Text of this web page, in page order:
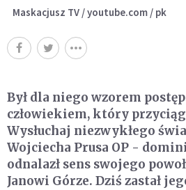
Maskacjusz TV / youtube.com / pk
Był dla niego wzorem
człowiekiem, który
Wysłuchaj niezwykłego
Wojciecha Prusa OP -
odnalazł sens swojego
Janowi Górze. Dziś zastał